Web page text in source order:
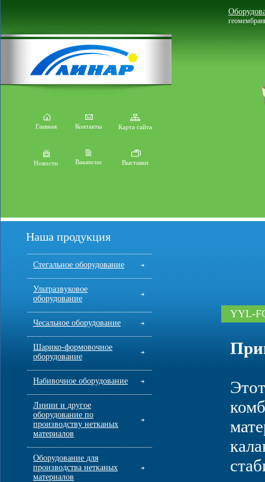
Главная Контакты Карта сайта
Новости Вакансии Выставки
Наша продукция
Стегальное оборудование
Ультразвуковое
оборудование
Чесальное оборудование
Шарико-формовочное
оборудование
Набивочное оборудование
Линии и другое
оборудование по
производству нетканых
материалов
Оборудование для
производства нетканых
материалов
YYL-